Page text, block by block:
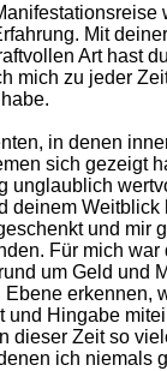
Mit
Art hast
mich zu jeder
in denen
sich gezeigt
unglaublich
deinem Weitblick
und mir
Für mich war
um Geld und
Ebene erkennen,
und Hingabe
dieser Zeit so
ich niemals